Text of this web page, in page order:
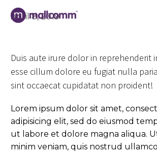
April 8, 2019
Duis aute irure dolor in reprehenderit
esse cillum dolore eu fugiat nulla
sint occaecat cupidatat non proident!
Lorem ipsum dolor sit amet,
adipisicing elit, sed do eiusmod
ut labore et dolore magna aliqua.
minim veniam, quis nostrud